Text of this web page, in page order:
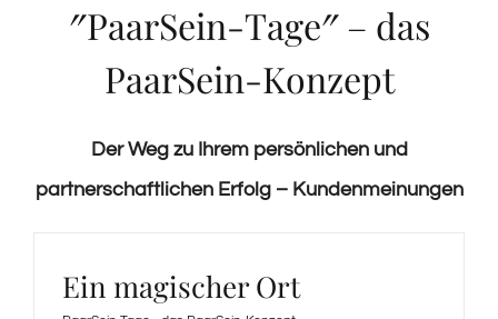
″PaarSein-Tage″ – das
PaarSein-Konzept
Der Weg zu Ihrem persönlichen und
partnerschaftlichen Erfolg – Kundenmeinungen
Ein magischer Ort